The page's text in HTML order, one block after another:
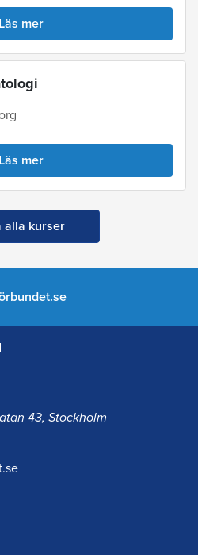
Läs mer
Läs mer
alla kurser
43, Stockholm